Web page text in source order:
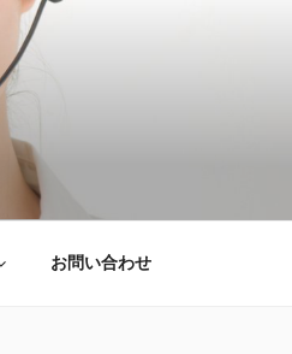
大ごみ処分、
お問い合わせ